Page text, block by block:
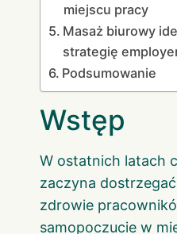
miejscu pracy
Masaż biurowy
strategię
Podsumowanie
Wstęp
W ostatnich latach
zaczyna
zdrowie
samopoczucie w